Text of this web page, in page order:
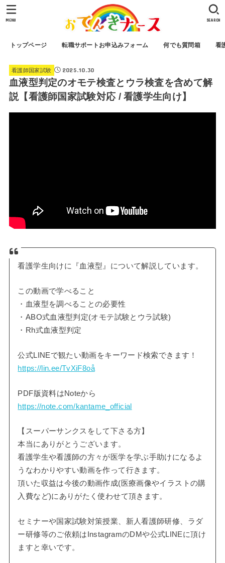
トップページ 転職サポートお申込みフォーム 何でも質問箱 看
SEARCH
MENU
看護師国家試験 2025.10.30
血液型判定のオモテ検査とウラ検査を含めて解
説【看護師国家試験対応 / 看護学生向け】
看護学生向けに『血液型』について解説しています。
この動画で学べること
・血液型を調べることの必要性
・ABO式血液型判定(オモテ試験とウラ試験)
・Rh式血液型判定
公式LINEで観たい動画をキーワード検索できます！
https://lin.ee/TvXiF8oå
PDF版資料はNoteから
https://note.com/kantame_official
【スーパーサンクスをして下さる方】
本当にありがとうございます。
看護学生や看護師の方々が医学を学ぶ手助けになるよ
うなわかりやすい動画を作って行きます。
頂いた収益は今後の動画作成(医療画像やイラストの購
入費など)にありがたく使わせて頂きます。
セミナーや国家試験対策授業、新人看護師研修、ラダ
ー研修等のご依頼はInstagramのDMや公式LINEに頂け
ますと幸いです。